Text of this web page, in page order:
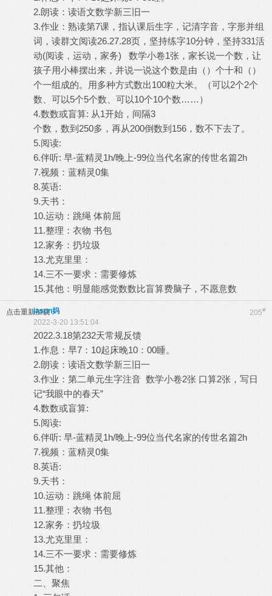
2.朗读：读语文数学新三旧一
3.作业：熟读第7课，指认课后生字，记清字音，字形并组
词，读群文阅读26.27.28页，坚持练字10分钟，坚持331活
动(阅读，运动，家务) 数学小卷1张，家长说一个数，让
孩子用小棒摆出来，并说一说这个数是由（）个十和（）
个一组成的。用多种方式数出100粒大米。（可以2个2个
数、可以5个5个数、可以10个10个数……）
4.数数或盲算: 从1开始，间隔3
个数，数到250多，再从200倒数到156，数不下去了。
5.阅读:
6.伴听: 早-蓝精灵1h/晚上-99位当代名家的传世名篇2h
7.视频：蓝精灵0集
8.英语:
9.天书：
10.运动：跳绳 体前屈
11.整理：衣物 书包
12.家务：扔垃圾
13.尤克里里：
14.三不一要求：需要修炼
15.其他：明显能感觉数数比盲算费脑子，不愿意数
点击重新加载 205#
jason妈
2022-3-20 13:51:04
2022.3.18第232天常规反馈
1.作息：早7：10起床晚10：00睡。
2.朗读：读语文数学新三旧一
3.作业：第二单元生字注音 数学小卷2张 口算2张，写日
记“我眼中的春天”
4.数数或盲算:
5.阅读:
6.伴听: 早-蓝精灵1h/晚上-99位当代名家的传世名篇2h
7.视频：蓝精灵0集
8.英语:
9.天书：
10.运动：跳绳 体前屈
11.整理：衣物 书包
12.家务：扔垃圾
13.尤克里里：
14.三不一要求：需要修炼
15.其他：
二、聚焦